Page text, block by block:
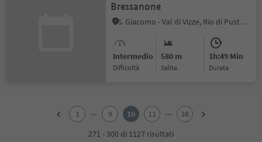
Bressanone
S. Giacomo - Val di Vizze, Rio di Pusteria, Bressanone e dintorni
Intermedio
Difficoltà
580 m
Salita
1h:49 Min
durata
1 ... 9 10 11 ...
38
271 - 300 di 1127 risultati